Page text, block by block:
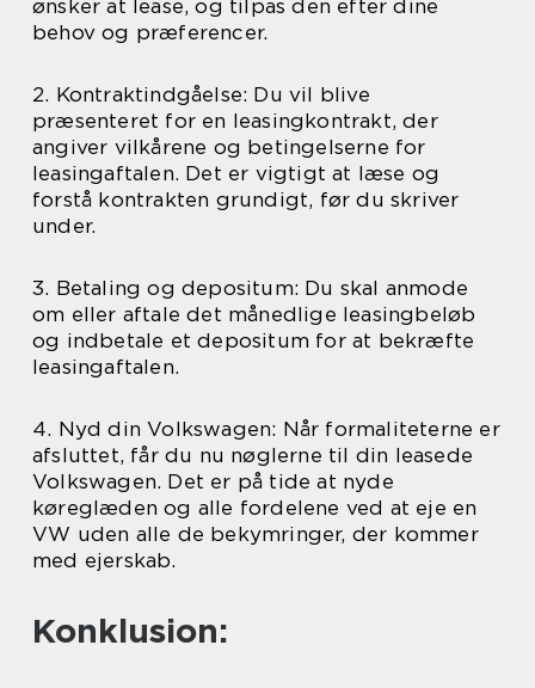
ønsker at lease, og tilpas den efter dine
behov og præferencer.
2. Kontraktindgåelse: Du vil blive
præsenteret for en leasingkontrakt, der
angiver vilkårene og betingelserne for
leasingaftalen. Det er vigtigt at læse og
forstå kontrakten grundigt, før du skriver
under.
3. Betaling og depositum: Du skal anmode
om eller aftale det månedlige leasingbeløb
og indbetale et depositum for at bekræfte
leasingaftalen.
4. Nyd din Volkswagen: Når formaliteterne er
afsluttet, får du nu nøglerne til din leasede
Volkswagen. Det er på tide at nyde
køreglæden og alle fordelene ved at eje en
VW uden alle de bekymringer, der kommer
med ejerskab.
Konklusion: